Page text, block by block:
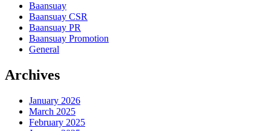
Baansuay
Baansuay CSR
Baansuay PR
Baansuay Promotion
General
Archives
January 2026
March 2025
February 2025